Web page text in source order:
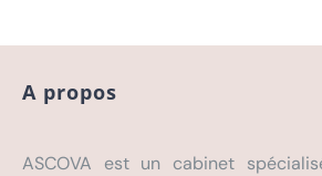
A propos
ASCOVA est un cabinet